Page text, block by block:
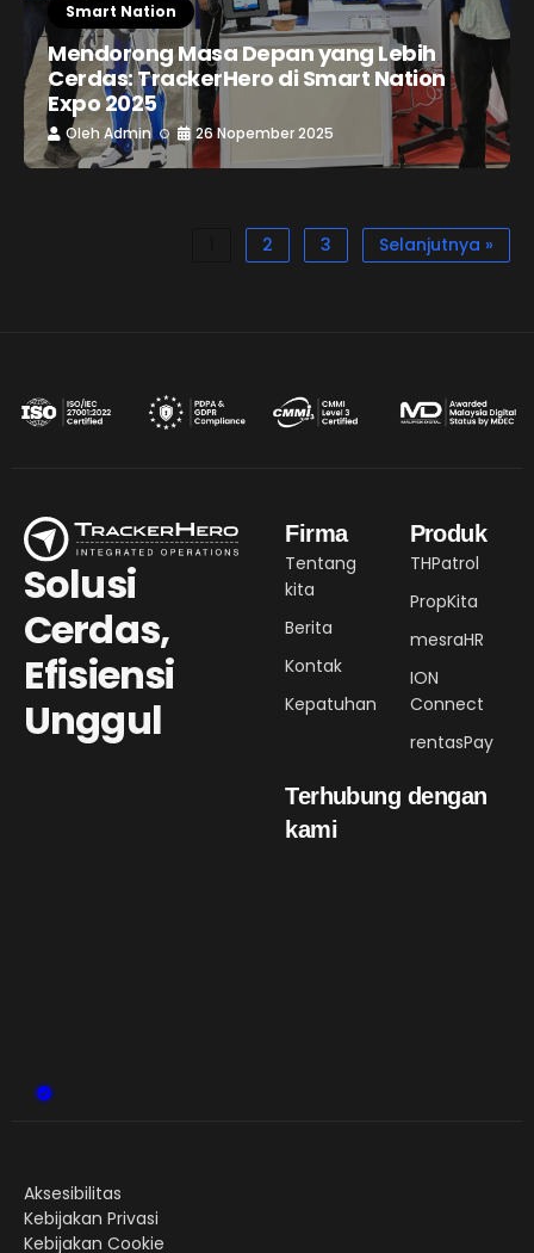
Smart Nation
Mendorong Masa Depan yang Lebih
Cerdas: TrackerHero di Smart Nation
Expo 2025
Oleh Admin 26 Nopember 2025
2 3 Selanjutnya »
Solusi
Cerdas,
Efisiensi
Unggul
Firma
Tentang
kita
Berita
Kontak
Kepatuhan
Produk
THPatrol
PropKita
mesraHR
ION
Connect
rentasPay
Terhubung dengan
kami
Aksesibilitas
Kebijakan Privasi
Kebijakan Cookie